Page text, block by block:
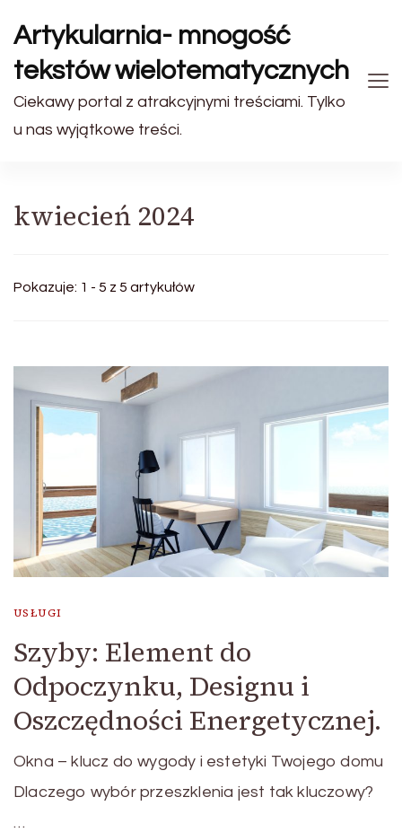
Artykularnia- mnogość
tekstów wielotematycznych
Ciekawy portal z atrakcyjnymi treściami. Tylko
u nas wyjątkowe treści.
kwiecień 2024
Pokazuje: 1 - 5 z 5 artykułów
USŁUGI
Szyby: Element do
Odpoczynku, Designu i
Oszczędności Energetycznej.
Okna – klucz do wygody i estetyki Twojego domu
Dlaczego wybór przeszklenia jest tak kluczowy?
…